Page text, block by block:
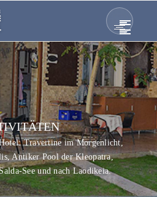
Travertine im Morgenlicht,
Antiker Pool der Kleopatra,
See und nach Laodikeia.